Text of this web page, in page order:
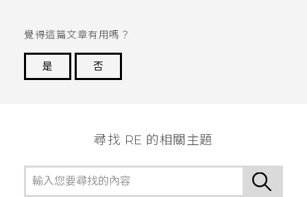
覺得這篇文章有用嗎？
是
否
尋找 RE 的相關主題